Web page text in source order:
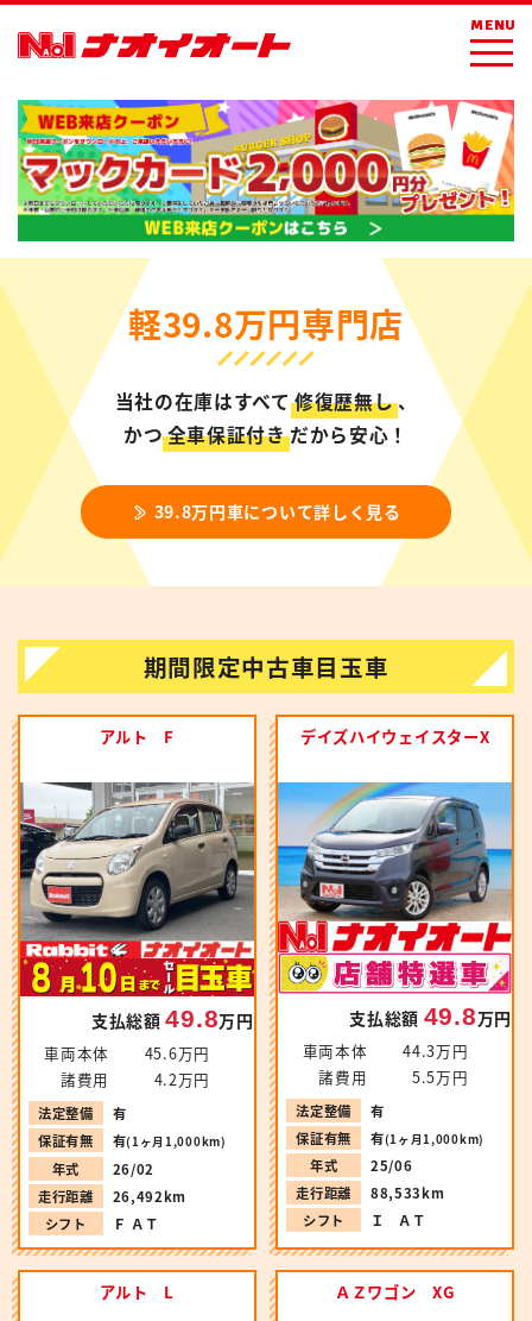
MENU
軽39.8万円専門店
当社の在庫はすべて 修復歴無し、
かつ全車保証付きだから安心！
39.8万円車について詳しく見る
期間限定中古車目玉車
アルト F
支払総額49.8万円
車両本体
45.6万円
諸費用
4.2万円
法定整備
有
保証有無
有(1ヶ月1,000km)
年式
26/02
走行距離
26,492km
シフト
Ｆ ＡＴ
デイズハイウェイスターX
支払総額 49.8万円
車両本体
44.3万円
諸費用
5.5万円
法定整備
有
保証有無
有(1ヶ月1,000km)
年式
25/06
走行距離
88,533km
シフト
Ｉ ＡＴ
アルト L ＡＺワゴン XG